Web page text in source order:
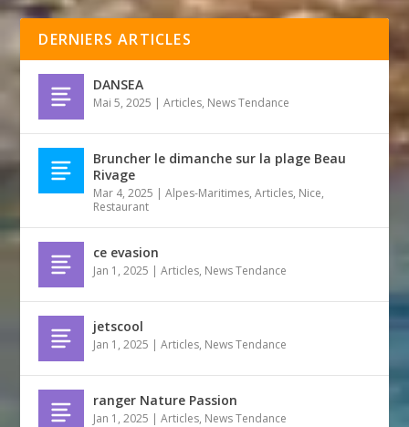
DERNIERS ARTICLES
DANSEA
Mai 5, 2025 |Articles, News Tendance
Bruncher le dimanche sur la plage Beau
Rivage
Mar 4, 2025 |Alpes-Maritimes,Articles, Nice,
Restaurant
ce evasion
Jan 1, 2025 |Articles, News Tendance
jetscool
Jan 1, 2025 |Articles, News Tendance
ranger Nature Passion
Jan 1, 2025 |Articles, News Tendance